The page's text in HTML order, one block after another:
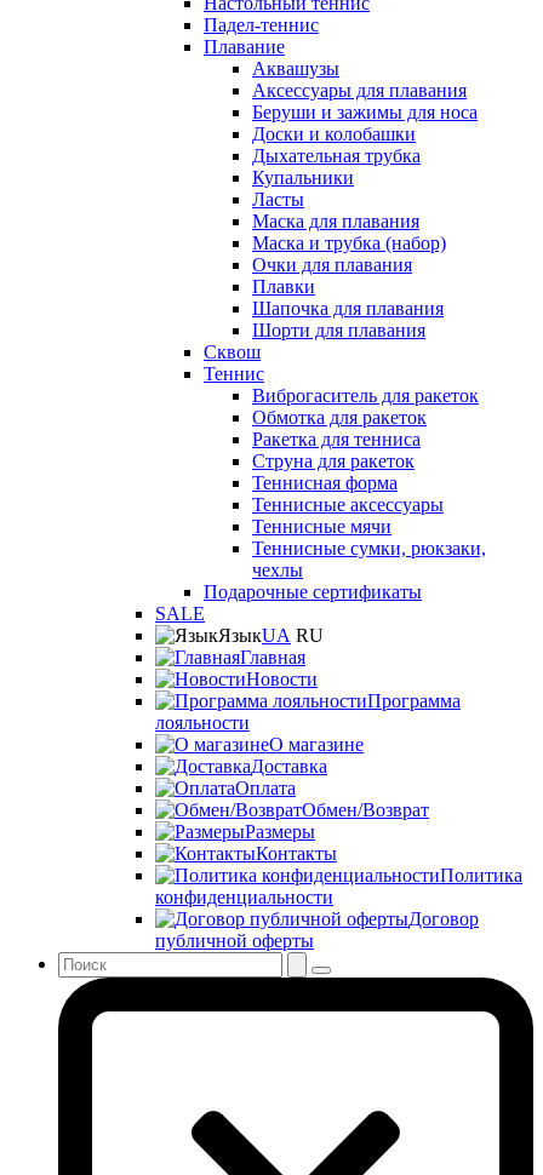
Падел-теннис
Плавание
Аквашузы
Аксессуары для плавания
Беруши и зажимы для носа
Доски и колобашки
Дыхательная трубка
Купальники
Ласты
Маска для плавания
Маска и трубка (набор)
Очки для плавания
Плавки
Шапочка для плавания
Шорти для плавания
Сквош
Теннис
Виброгаситель для ракеток
Обмотка для ракеток
Ракетка для тенниса
Струна для ракеток
Теннисная форма
Теннисные аксессуары
Теннисные мячи
Теннисные сумки, рюкзаки,
чехлы
Подарочные сертификаты
SALE
ЯзыкUA RU
Главная
Новости
Программа
лояльности
О магазине
Доставка
Оплата
Обмен/Возврат
Размеры
Контакты
Политика
конфиденциальности
Договор
публичной оферты